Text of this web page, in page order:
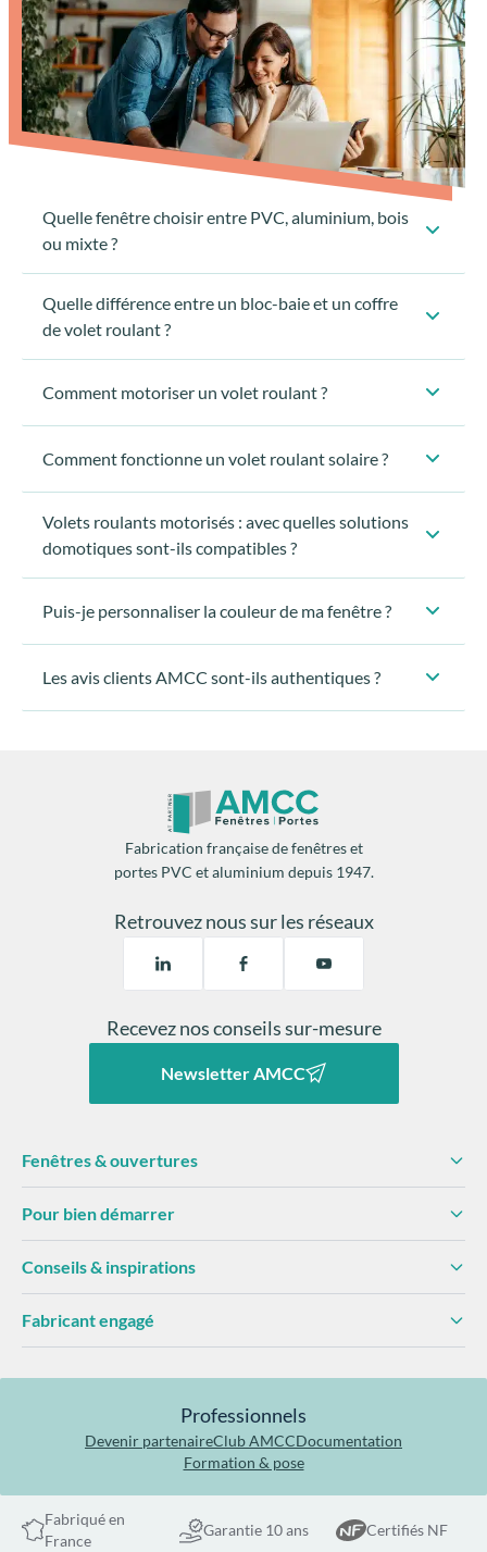
Quelle fenêtre choisir entre PVC, aluminium, bois
ou mixte ?
Quelle différence entre un bloc-baie et un coffre
de volet roulant ?
Comment motoriser un volet roulant ?
Comment fonctionne un volet roulant solaire ?
Volets roulants motorisés : avec quelles solutions
domotiques sont-ils compatibles ?
Puis-je personnaliser la couleur de ma fenêtre ?
Les avis clients AMCC sont-ils authentiques ?
Fabrication française de fenêtres et
portes PVC et aluminium depuis 1947.
Retrouvez nous sur les réseaux
Recevez nos conseils sur-mesure
Newsletter AMCC
Fenêtres & ouvertures
Pour bien démarrer
Conseils & inspirations
Fabricant engagé
Professionnels
Devenir partenaireClub AMCCDocumentation
Formation & pose
Fabriqué en
France
Garantie 10 ans Certifiés NF